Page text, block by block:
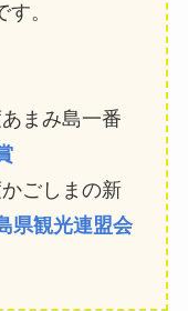
。
まみ島一番
ごしまの新
県観光連盟会